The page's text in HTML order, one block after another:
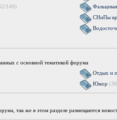
149)
СНиПы
с основной тематикой форума
Отдых и
Юмор
так же в этом разделе размещаются